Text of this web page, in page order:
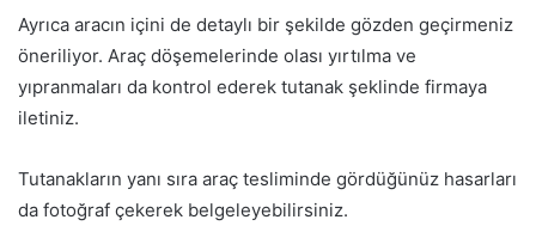
Ayrıca aracın içini de detaylı bir şekilde gözden geçirmeniz
öneriliyor. Araç döşemelerinde olası yırtılma ve
yıpranmaları da kontrol ederek tutanak şeklinde firmaya
iletiniz.
Tutanakların yanı sıra araç tesliminde gördüğünüz hasarları
da fotoğraf çekerek belgeleyebilirsiniz.